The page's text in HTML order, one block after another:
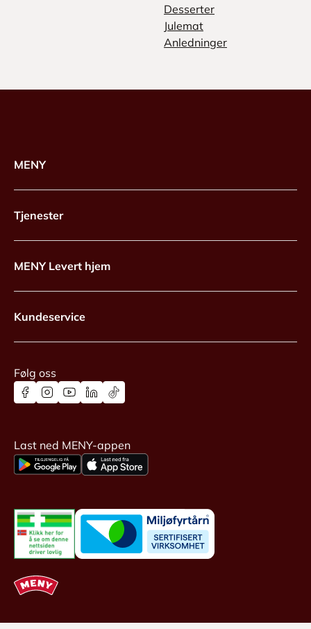
Desserter
Julemat
Anledninger
MENY
Tjenester
MENY Levert hjem
Kundeservice
Følg oss
Last ned MENY-appen